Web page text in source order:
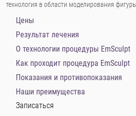
технология в области моделирования
Цены
Результат лечения
О технологии процедуры EmSculpt
Как проходит процедура EmSculpt
Показания и противопоказания
Наши преимущества
Записаться